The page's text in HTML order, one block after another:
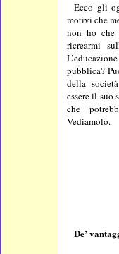
Ecco gli
motivi che
non ho che
ricrearmi
pubblica?
della
essere il suo
che
Vediamolo.
De’